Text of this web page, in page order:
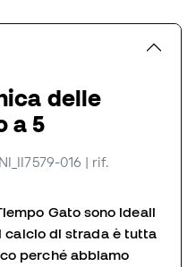
delle
a 5
016 | rif.
Gato sono ideali
calcio di strada è tutta
perché abbiamo